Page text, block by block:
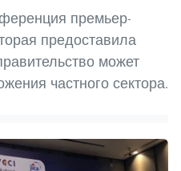
премьер-
предоставила
может
частного сектора.